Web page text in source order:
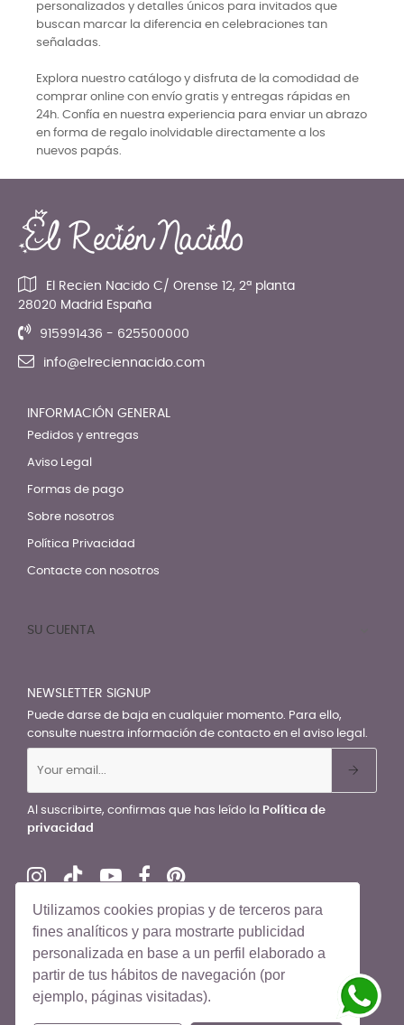
Utilizamos cookies propias y de terceros para
fines analíticos y para mostrarte publicidad
personalizada en base a un perfil elaborado a
partir de tus hábitos de navegación (por
ejemplo, páginas visitadas).
personalizados y detalles únicos para invitados que
buscan marcar la diferencia en celebraciones tan
señaladas.
Explora nuestro catálogo y disfruta de la comodidad de
comprar online con envío gratis y entregas rápidas en
24h. Confía en nuestra experiencia para enviar un abrazo
en forma de regalo inolvidable directamente a los
nuevos papás.
El Recien Nacido C/ Orense 12, 2ª planta
28020 Madrid España
915991436 - 625500000
info@elreciennacido.com
INFORMACIÓN GENERAL
Pedidos y entregas
Aviso Legal
Formas de pago
Sobre nosotros
Política Privacidad
Contacte con nosotros
SU CUENTA
NEWSLETTER SIGNUP
Puede darse de baja en cualquier momento. Para ello,
consulte nuestra información de contacto en el aviso legal.
Al suscribirte, confirmas que has leído la Política de
privacidad
© El Recién Nacido 2026. Todos los derechos reservados